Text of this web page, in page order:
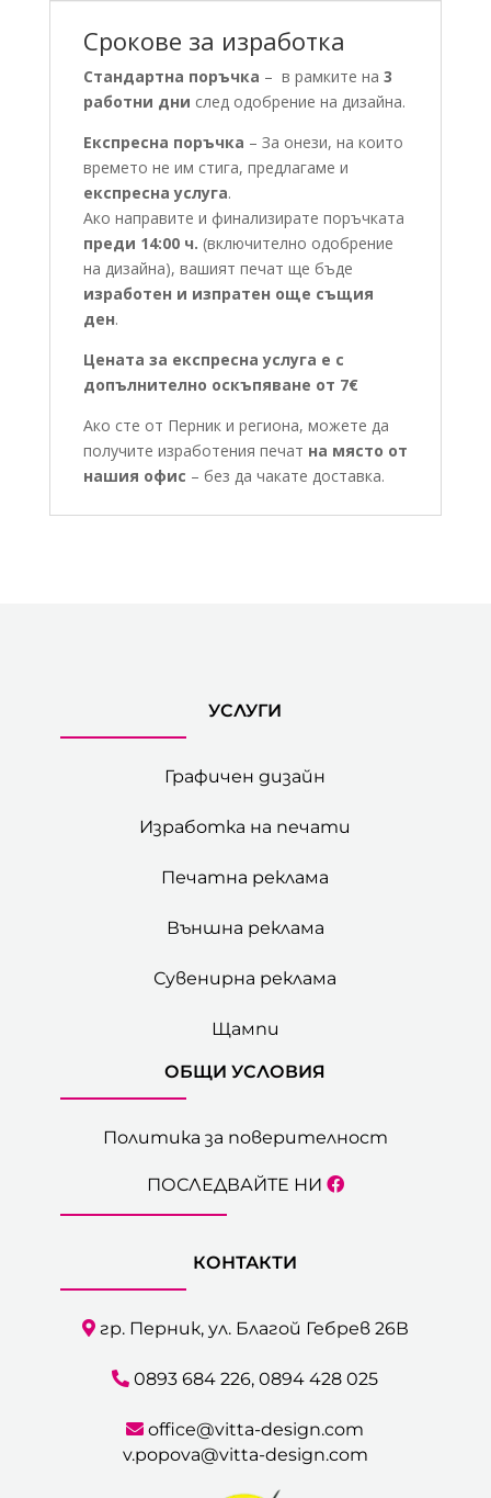
Срокове за изработка
Стандартна поръчка – в рамките на 3
работни дни след одобрение на дизайна.
Експресна поръчка – За онези, на които
времето не им стига, предлагаме и
експресна услуга.
Ако направите и финализирате поръчката
преди 14:00 ч. (включително одобрение
на дизайна), вашият печат ще бъде
изработен и изпратен още същия
ден.
Цената за експресна услуга е с
допълнително оскъпяване от 7€
Ако сте от Перник и региона, можете да
получите изработения печат на място от
нашия офис – без да чакате доставка.
УСЛУГИ
Графичен дизайн
Изработка на печати
Печатна реклама
Външна реклама
Сувенирна реклама
Щампи
ОБЩИ УСЛОВИЯ
Политика за поверителност
ПОСЛЕДВАЙТЕ НИ
КОНТАКТИ
гр. Перник, ул. Благой Гебрев 26В
0893 684 226,0894 428 025
office@vitta-design.com
v.popova@vitta-design.com